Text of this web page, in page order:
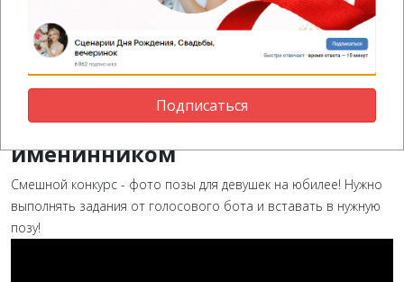
мужчины танцуют брейк-данс или хип-хоп, когда веер
движется быстро — они должны замереть в балетной позе.
Игра на скорость реакции и артистизм мужчин.
11. Фотопозы для женщины на
двойном юбилее: идеи для
стильных снимков рядом с
именинником
Смешной конкурс - фото позы для девушек на юбилее! Нужно
выполнять задания от голосового бота и вставать в нужную
позу!
Подписаться